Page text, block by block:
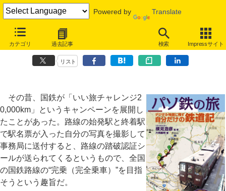
Powered by Translate
カテゴリ 過去記事 検索 Impressサイト
趣味のインターネット地図ウォッチ
第84回：Googleマップで作る、全国鉄道路線のマイ“完乗”マップ
リスト
その昔、国鉄が「いい旅チャレンジ2
0,000km」というキャンペーンを展開し
たことがあった。路線の始発駅と終着駅
で駅名票が入った自分の写真を撮影して
事務局に送付すると、路線の踏破認証シ
ールが送られてくるというもので、全国
の国鉄路線の“完乗（完全乗車）”を目指
そうという趣旨だ。